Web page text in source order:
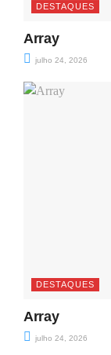
DESTAQUES
Array
julho 24, 2026
DESTAQUES
Array
julho 24, 2026